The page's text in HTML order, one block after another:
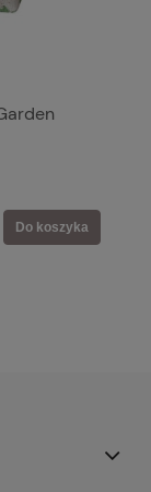
Do koszyka